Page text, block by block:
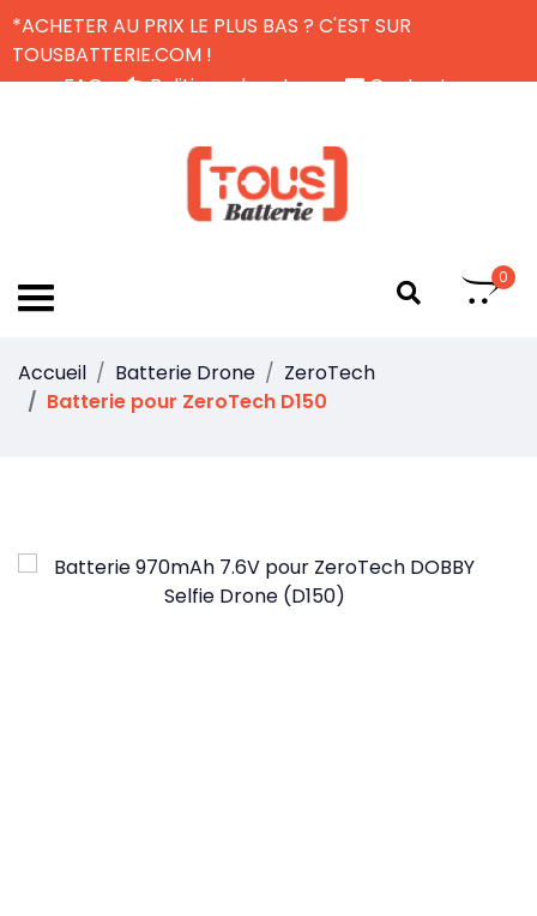
*ACHETER AU PRIX LE PLUS BAS ? C'EST SUR
TOUSBATTERIE.COM !
FAQ
Politique de retour
Contactez-nous
0
Accueil Batterie Drone
ZeroTech
Batterie pour ZeroTech D150